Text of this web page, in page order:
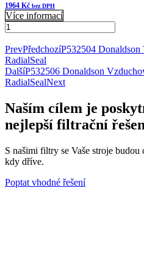
1964 Kč bez DPH
Více informací
115305-
Donaldson
Indikátor
podtlaku
množství
PrevPředchozíP532504
RadialSeal
DalšíP532506 Donaldson
RadialSealNext
Naším cílem je
nejlepší filtrační
S našimi filtry se Vaše stroje
kdy dříve.
Poptat vhodné řešení